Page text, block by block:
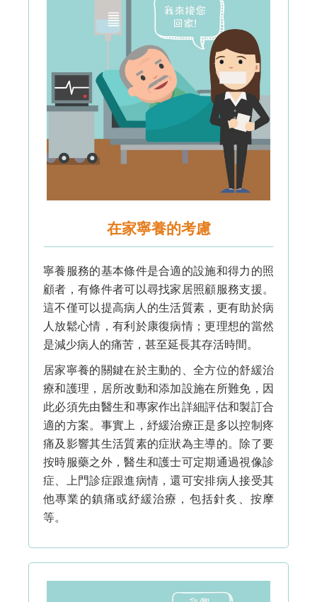
在家寧養的考慮
寧養服務的基本條件是合適的設施和得力的照
顧者，有條件者可以尋找家居照顧服務支援。
這不僅可以提高病人的生活質素，更有助於病
人放鬆心情，有利於康復病情；更理想的當然
是減少病人的痛苦，甚至延長其存活時間。
居家寧養的關鍵在於主動的、全方位的舒緩治
療和護理，居所改動和添加設施在所難免，因
此必須先由醫生和專家作出詳細評估和製訂合
適的方案。事實上，紓緩治療正是多以控制疼
痛及影響其生活質素的症狀為主導的。除了要
按時服藥之外，醫生和護士可定期通過視像診
症、上門診症跟進病情，還可安排病人接受其
他專業的鎮痛或紓緩治療，包括針炙、按摩
等。